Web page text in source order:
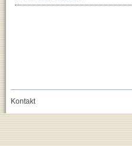
Kontakt